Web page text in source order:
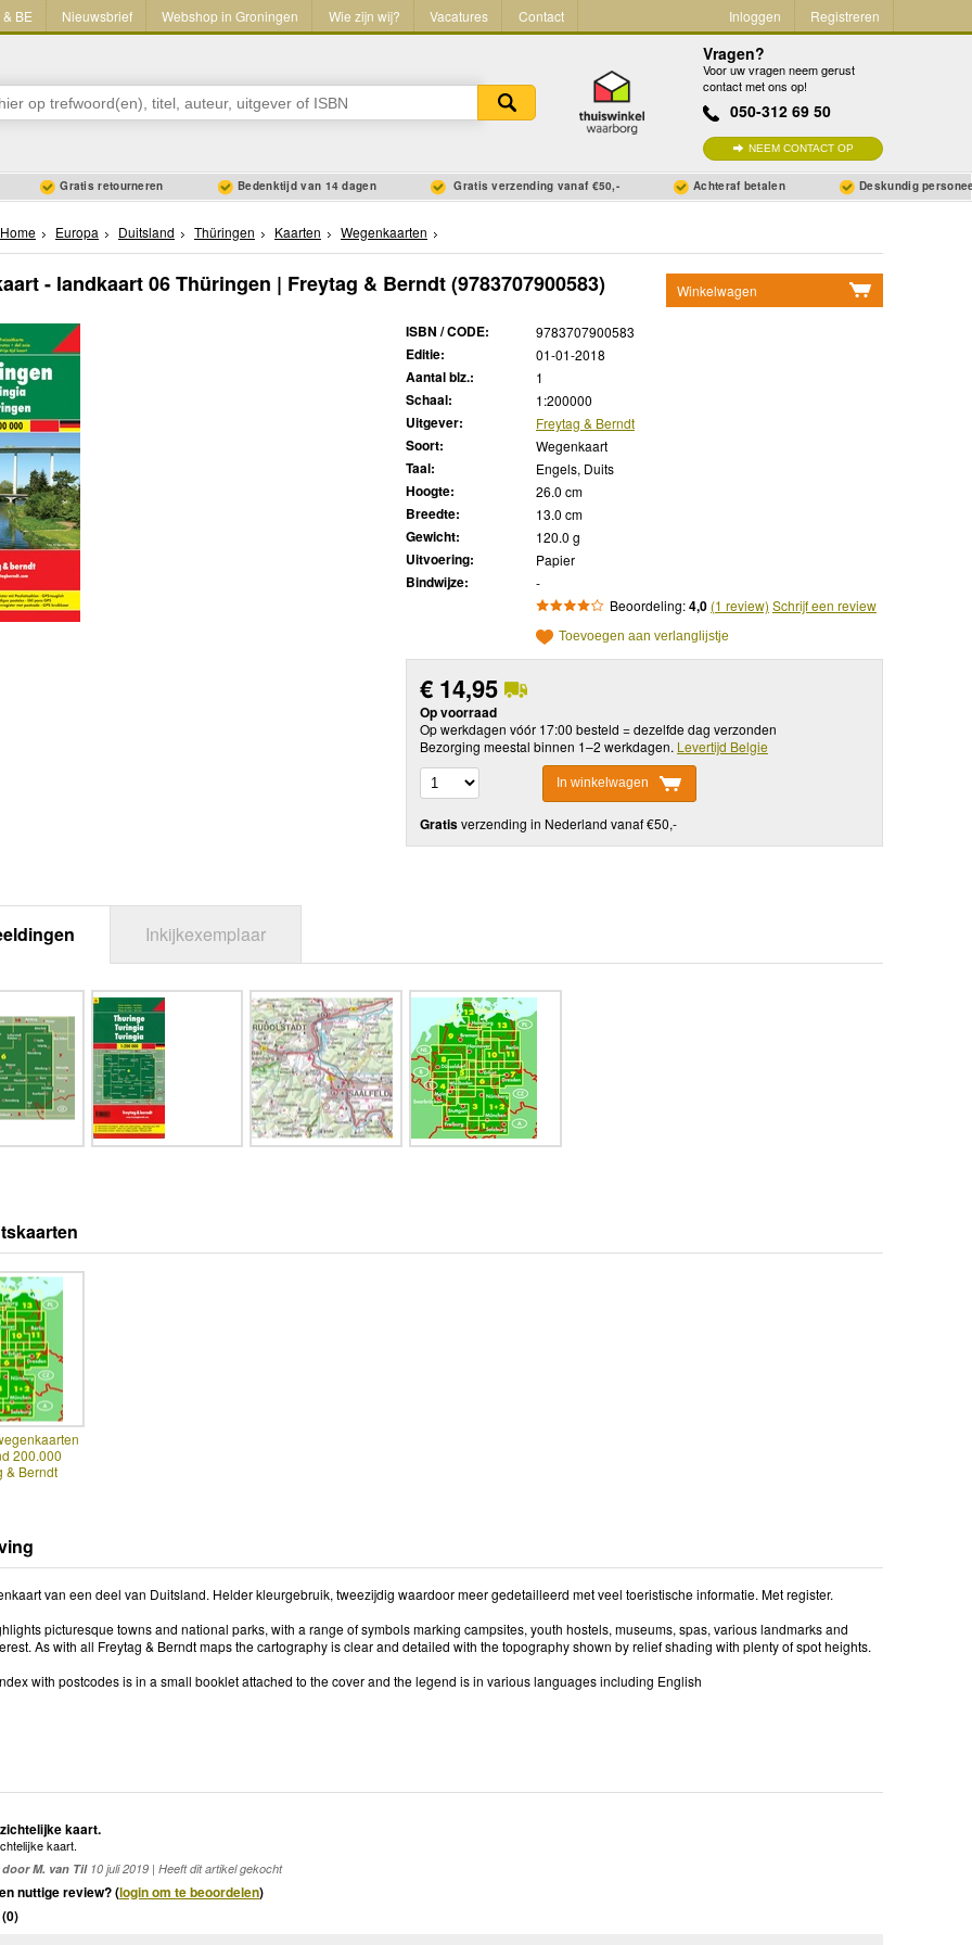
BE Nieuwsbrief Webshop in Groningen Wie zijn wij? Vacatures Contact Inloggen Registreren
Vragen?
Voor uw vragen neem gerust
contact met ons op!
050-312 69 50
NEEM CONTACT OP
Gratis retourneren Bedenktijd van 14 dagen Gratis verzending vanaf €50,- Achteraf betalen Deskundig
Home Europa Duitsland Thüringen Kaarten Wegenkaarten
Winkelwagen
- landkaart 06 Thüringen | Freytag & Berndt(9783707900583)
ISBN / CODE: 9783707900583
Editie: 01-01-2018
Aantal blz.: 1
Schaal: 1:200000
Uitgever: Freytag & Berndt
Soort: Wegenkaart
Taal: Engels, Duits
Hoogte: 26.0 cm
Breedte: 13.0 cm
Gewicht: 120.0 g
Uitvoering: Papier
Bindwijze:
-
Beoordeling:4,0 (1 review) Schrijf een review
Toevoegen aan verlanglijstje
€ 14,95
Op voorraad
Op werkdagen vóór 17:00 besteld = dezelfde dag verzonden
Bezorging meestal binnen 1–2 werkdagen. Levertijd Belgie
In winkelwagen
Gratisverzending in Nederland vanaf €50,-
Inkijkexemplaar
200.000
& Berndt
van een deel van Duitsland. Helder kleurgebruik, tweezijdig waardoor meer gedetailleerd met veel toeristische informatie. Met register.
picturesque towns and national parks, with a range of symbols marking campsites, youth hostels, museums, spas, various landmarks and
As with all Freytag & Berndt maps the cartography is clear and detailed with the topography shown by relief shading with plenty of spot heights.
with postcodes is in a small booklet attached to the cover and the legend is in various languages including English
kaart.
kaart.
door M. van Til10 juli 2019 | Heeft dit artikel gekocht
nuttige review? (login om te beoordelen)
0)